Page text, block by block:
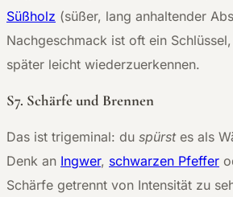
Süßholz (süßer, lang anhaltender
Nachgeschmack ist oft ein
später leicht wiederzuerkennen.
S7. Schärfe und Brennen
Das ist trigeminal: du spürstes als
Denk an Ingwer, schwarzen Pfeffer
Schärfe getrennt von Intensität zu